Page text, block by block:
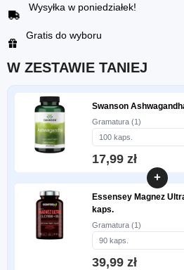
Wysyłka w poniedziałek!
Gratis do wyboru
W ZESTAWIE TANIEJ
Swanson
Gramatura (1)
17,99 zł
+
Essensey Magnez
kaps.
Gramatura (1)
39,99 zł